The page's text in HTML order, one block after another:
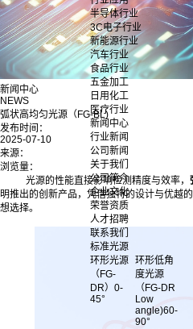
半导体行业
3C电子行业
新能源行业
汽车行业
食品行业
五金加工
日用化工
医疗行业
新闻中心
行业新闻
公司新闻
关于我们
公司简介
企业文化
荣誉资质
人才招聘
联系我们
标准光源
环形光源
（FG-
DR）0-
45°
环形低角
度光源
（FG-DR
Low
angle)60-
90°
新闻中心
NEWS
弧状高均匀光源（FG-BL)
发布时间：
2025-07-10
来源：
浏览量：
光源的性能直接影响检测精度与效率，
明推出的创新产品，凭借独特的设计与优越
想选择。